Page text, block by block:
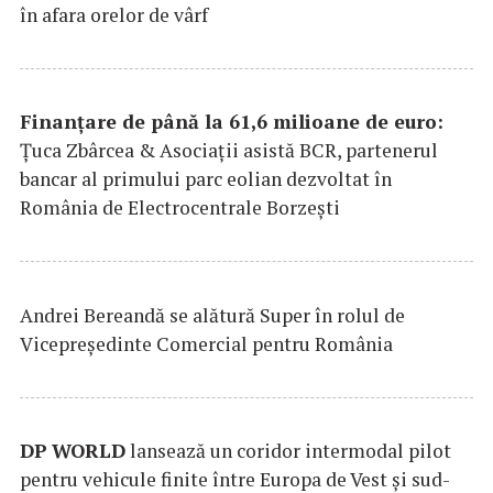
în afara orelor de vârf
Finanțare de până la 61,6 milioane de euro:
Țuca Zbârcea & Asociații asistă BCR, partenerul
bancar al primului parc eolian dezvoltat în
România de Electrocentrale Borzești
Andrei Bereandă se alătură Super în rolul de
Vicepreședinte Comercial pentru România
DP WORLDlansează un coridor intermodal pilot
pentru vehicule finite între Europa de Vest și sud-